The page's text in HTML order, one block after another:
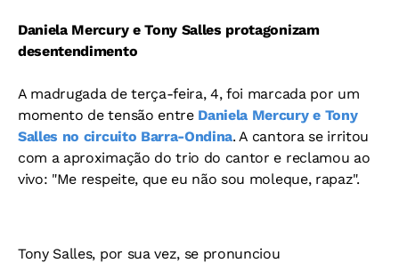
Daniela Mercury e Tony Salles protagonizam
desentendimento
A madrugada de terça-feira, 4, foi marcada por um
momento de tensão entre Daniela Mercury e Tony
Salles no circuito Barra-Ondina. A cantora se irritou
com a aproximação do trio do cantor e reclamou ao
vivo: "Me respeite, que eu não sou moleque, rapaz".
Tony Salles, por sua vez, se pronunciou